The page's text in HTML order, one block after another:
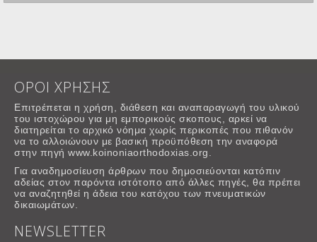
ΟΡΟΙ ΧΡΗΣΗΣ
Επιτρέπεται η χρήση, διάθεση και αναπαραγωγή του υλικού
του ιστοχώρου για μη εμπορικούς σκοπους, αρκεί να
διατηρείται το αρχικό νόημα χωρίς περικοπές που πιθανόν
να το αλλοιώνουν με βασική προϋπόθεση την αναφορά
στην πηγή www.koinoniaorthodoxias.org.
Για αναδημοσίευση άρθρων που δημοσιεύονται κατόπιν
αδείας στον παρόντα ιστότοπο από άλλες πηγές, θα πρέπει
να αναζητηθεί η άδεια του κατόχου των πνευματικών
δικαιωμάτων.
NEWSLETTER